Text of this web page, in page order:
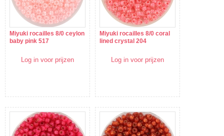
Miyuki rocailles 8/0 ceylon
baby pink 517
Log in voor prijzen
Miyuki rocailles 8/0 coral
lined crystal 204
Log in voor prijzen